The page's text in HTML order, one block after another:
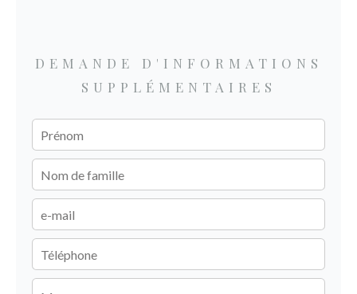
DEMANDE D'INFORMATIONS
SUPPLÉMENTAIRES